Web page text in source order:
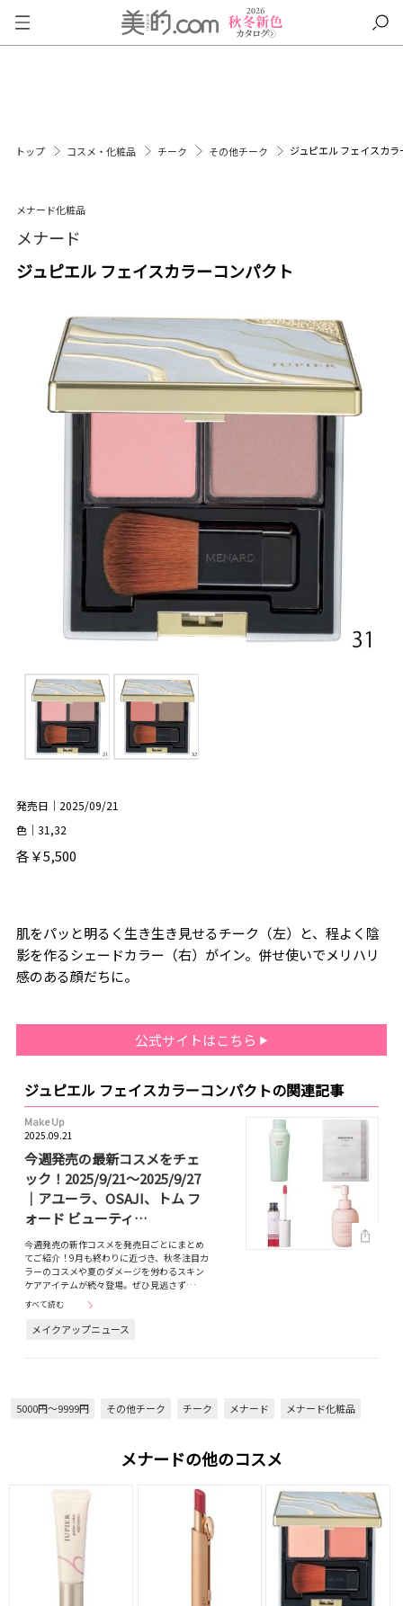
トップ コスメ・化粧品 チーク その他チーク ジュピエル フェイスカ
メナード化粧品
メナード
ジュピエル フェイスカラーコンパクト
発売日｜2025/09/21
色｜31,32
各￥5,500
肌をパッと明るく生き生き見せるチーク（左）と、程よく陰
影を作るシェードカラー（右）がイン。併せ使いでメリハリ
感のある顔だちに。
公式サイトはこちら
ジュピエル フェイスカラーコンパクトの関連記事
Make Up
2025.09.21
今週発売の最新コスメをチェ
ック！2025/9/21～2025/9/27
｜アユーラ、OSAJI、トム フ
ォード ビューティ…
今週発売の新作コスメを発売日ごとにまとめ
てご紹介！9月も終わりに近づき、秋冬注目カ
ラーのコスメや夏のダメージを労わるスキン
ケアアイテムが続々登場。ぜひ見逃さず…
すべて読む
メイクアップニュース
5000円～9999円 その他チーク チーク メナード メナード化粧品
メナードの他のコスメ